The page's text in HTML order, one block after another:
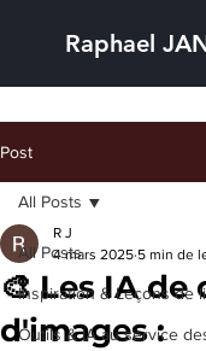
Raphael
Post
All Posts
Inspiration & Leçons de
Outils & IA au service
All Posts
🎨 Les IA de
d'images :
R J
4 mars 2025 5 min de